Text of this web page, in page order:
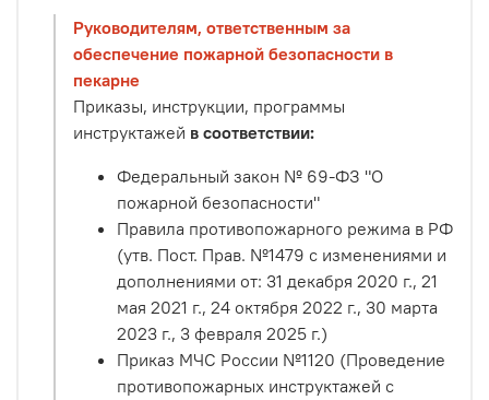
Руководителям, ответственным за
обеспечение пожарной безопасности в
пекарне
Приказы, инструкции, программы
инструктажей в соответствии:
Федеральный закон № 69-ФЗ "О
пожарной безопасности"
Правила противопожарного режима в РФ
(утв. Пост. Прав. №1479 с изменениями и
дополнениями от: 31 декабря 2020 г., 21
мая 2021 г., 24 октября 2022 г., 30 марта
2023 г., 3 февраля 2025 г.)
Приказ МЧС России №1120 (Проведение
противопожарных инструктажей с